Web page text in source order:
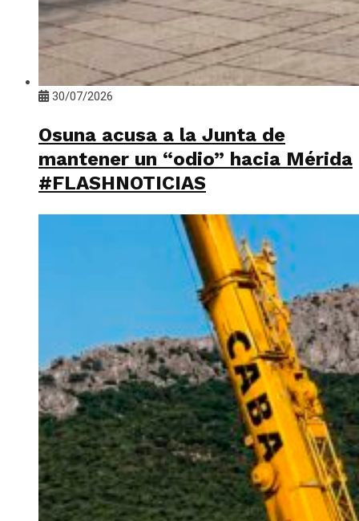
30/07/2026
Osuna acusa a la Junta de
mantener un “odio” hacia Mérida
#FLASHNOTICIAS